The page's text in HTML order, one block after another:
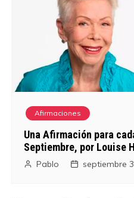
Afirmaciones
Una Afirmación para
Septiembre, por Louise
Pablo septiembre